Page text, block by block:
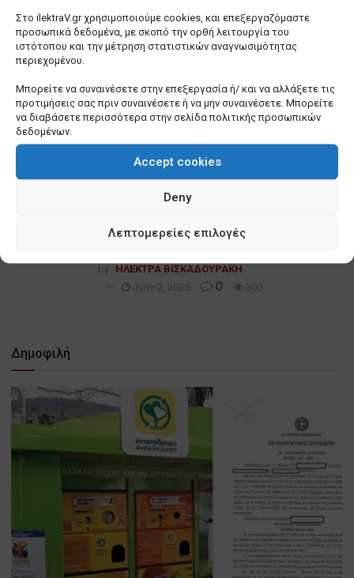
Στο ilektraV.gr χρησιμοποιούμε cookies, και επεξεργαζόμαστε
προσωπικά δεδομένα, με σκοπό την ορθή λειτουργία του
ιστότοπου και την μέτρηση στατιστικών αναγνωσιμότητας
περιεχομένου.
Μπορείτε να συναινέσετε στην επεξεργασία ή/ και να αλλάξετε τις
προτιμήσεις σας πριν συναινέσετε ή να μην συναινέσετε. Μπορείτε
να διαβάσετε περισσότερα στην σελίδα πολιτικής προσωπικών
δεδομένων.
Accept cookies
Deny
Λεπτομερείες επιλογές
Αναστάτωση στην Αττική με τα σχέδια
μονάδων καύσης απορριμμάτων – Πίστωση
ΗΛΕΚΤΡΑ ΒΙΣΚΑΔΟΥΡΑΚΗ
October 8, 2025
0 247
των ΟΤΑ για το 2026
ΗΛΕΚΤΡΑ ΒΙΣΚΑΔΟΥΡΑΚΗ
0
ακαθάριστα οικόπεδα και η επιβολή προστίμων
by ΗΛΕΚΤΡΑ ΒΙΣΚΑΔΟΥΡΑΚΗ
June 2, 2025
0 300
Δημοφιλή